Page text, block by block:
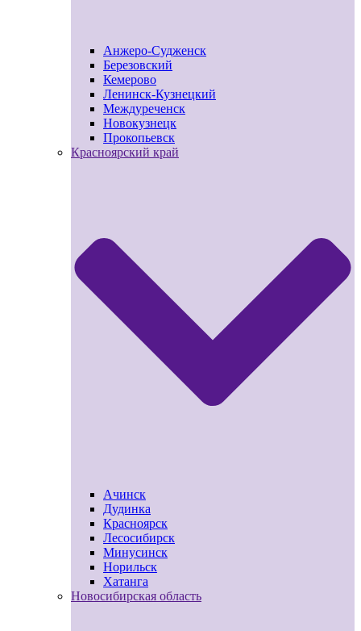
Анжеро-Судженск
Березовский
Кемерово
Ленинск-Кузнецкий
Междуреченск
Новокузнецк
Прокопьевск
Красноярский край
Ачинск
Дудинка
Красноярск
Лесосибирск
Минусинск
Норильск
Хатанга
Новосибирская область